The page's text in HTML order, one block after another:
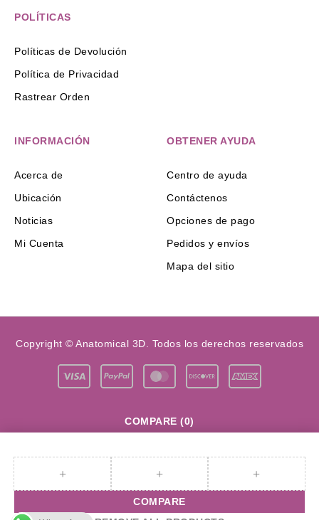
POLÍTICAS
Políticas de Devolución
Política de Privacidad
Rastrear Orden
INFORMACIÓN
Acerca de
Ubicación
Noticias
Mi Cuenta
OBTENER AYUDA
Centro de ayuda
Contáctenos
Opciones de pago
Pedidos y envíos
Mapa del sitio
Copyright © Anatomical 3D. Todos los derechos reservados
COMPARE (0)
COMPARE